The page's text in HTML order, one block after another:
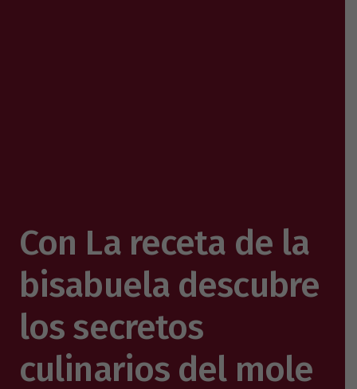
Con La receta de la
bisabuela descubre
los secretos
culinarios del mole